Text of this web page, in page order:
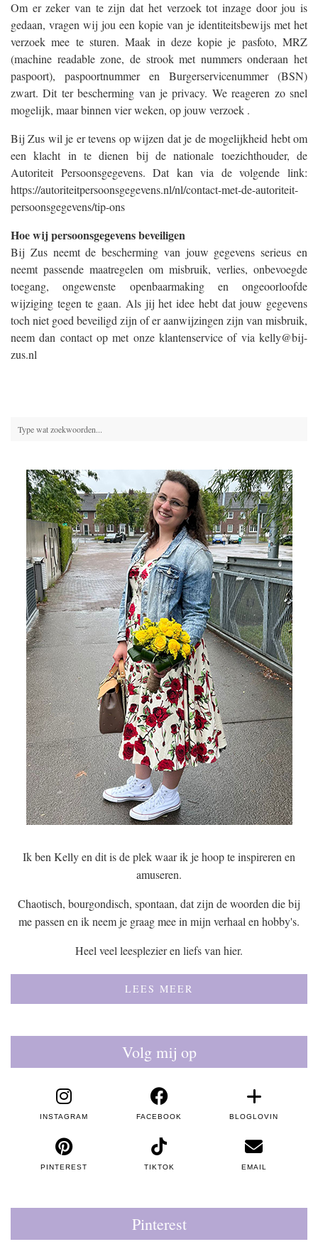
Om er zeker van te zijn dat het verzoek tot inzage door jou is
gedaan, vragen wij jou een kopie van je identiteitsbewijs met het
verzoek mee te sturen. Maak in deze kopie je pasfoto, MRZ
(machine readable zone, de strook met nummers onderaan het
paspoort), paspoortnummer en Burgerservicenummer (BSN)
zwart. Dit ter bescherming van je privacy. We reageren zo snel
mogelijk, maar binnen vier weken, op jouw verzoek .
Bij Zus wil je er tevens op wijzen dat je de mogelijkheid hebt om
een klacht in te dienen bij de nationale toezichthouder, de
Autoriteit Persoonsgegevens. Dat kan via de volgende link:
https://autoriteitpersoonsgegevens.nl/nl/contact-met-de-autoriteit-
persoonsgegevens/tip-ons
Hoe wij persoonsgegevens beveiligen
Bij Zus neemt de bescherming van jouw gegevens serieus en
neemt passende maatregelen om misbruik, verlies, onbevoegde
toegang, ongewenste openbaarmaking en ongeoorloofde
wijziging tegen te gaan. Als jij het idee hebt dat jouw gegevens
toch niet goed beveiligd zijn of er aanwijzingen zijn van misbruik,
neem dan contact op met onze klantenservice of via kelly@bij-
zus.nl
Ik ben Kelly en dit is de plek waar ik je hoop te inspireren en
amuseren.
Chaotisch, bourgondisch, spontaan, dat zijn de woorden die bij
me passen en ik neem je graag mee in mijn verhaal en hobby's.
Heel veel leesplezier en liefs van hier.
LEES MEER
Volg mij op
INSTAGRAM FACEBOOK BLOGLOVIN
PINTEREST TIKTOK EMAIL
Pinterest